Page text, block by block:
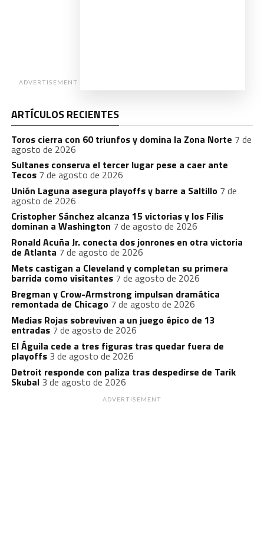
ADVERTISEMENT
ARTÍCULOS RECIENTES
Toros cierra con 60 triunfos y domina la Zona Norte 7 de
agosto de 2026
Sultanes conserva el tercer lugar pese a caer ante
Tecos 7 de agosto de 2026
Unión Laguna asegura playoffs y barre a Saltillo 7 de
agosto de 2026
Cristopher Sánchez alcanza 15 victorias y los Filis
dominan a Washington 7 de agosto de 2026
Ronald Acuña Jr. conecta dos jonrones en otra victoria
de Atlanta 7 de agosto de 2026
Mets castigan a Cleveland y completan su primera
barrida como visitantes 7 de agosto de 2026
Bregman y Crow-Armstrong impulsan dramática
remontada de Chicago 7 de agosto de 2026
Medias Rojas sobreviven a un juego épico de 13
entradas 7 de agosto de 2026
El Águila cede a tres figuras tras quedar fuera de
playoffs 3 de agosto de 2026
Detroit responde con paliza tras despedirse de Tarik
Skubal 3 de agosto de 2026
ADVERTISEMENT